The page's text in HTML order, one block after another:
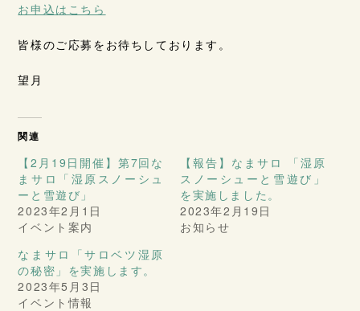
お申込はこちら
皆様のご応募をお待ちしております。
望月
関連
【2月19日開催】第7回な
まサロ「湿原スノーシュ
ーと雪遊び」
2023年2月1日
イベント案内
【報告】なまサロ 「湿原
スノーシューと雪遊び」
を実施しました。
2023年2月19日
お知らせ
なまサロ「サロベツ湿原
の秘密」を実施します。
2023年5月3日
イベント情報